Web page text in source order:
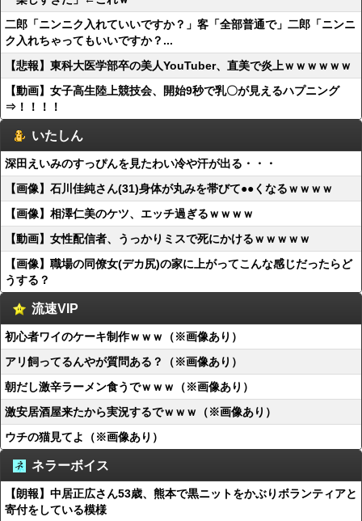
二郎「ニンニク入れていいですか？」客「全部普通で」二郎「ニンニ
ク入れちゃってもいいですか？...
【悲報】東科大医学部卒の美人YouTuber、直美で炎上ｗｗｗｗｗｗ
【動画】女子高生陸上競技会、開始9秒で乳〇が見えるハプニング
⇒！！！！
いたしん
深田えいみのすっぴんを見たわい冷や汗が出る・・・
【画像】石川佳純さん(31)身体が丸みを帯びて●●くなるｗｗｗｗ
【画像】相澤仁美のケツ、エッチ過ぎるｗｗｗｗ
【動画】女性配信者、うっかりミスで死にかけるｗｗｗｗｗ
【画像】職場の同僚女(デカ尻)の家に上がってこんな感じだったらど
うする？
流速VIP
初心者ワイのケーキ制作ｗｗｗ（※画像あり）
アリ飼ってるんやが質問ある？（※画像あり）
朝だし激辛ラーメン食うでｗｗｗ（※画像あり）
激安居酒屋来たから実況するでｗｗｗ（※画像あり）
ウチの猫見てよ（※画像あり）
ネラーボイス
【朗報】中居正広さん53歳、熊本で黒ニットをかぶりボランティアと
寄付をしている模様